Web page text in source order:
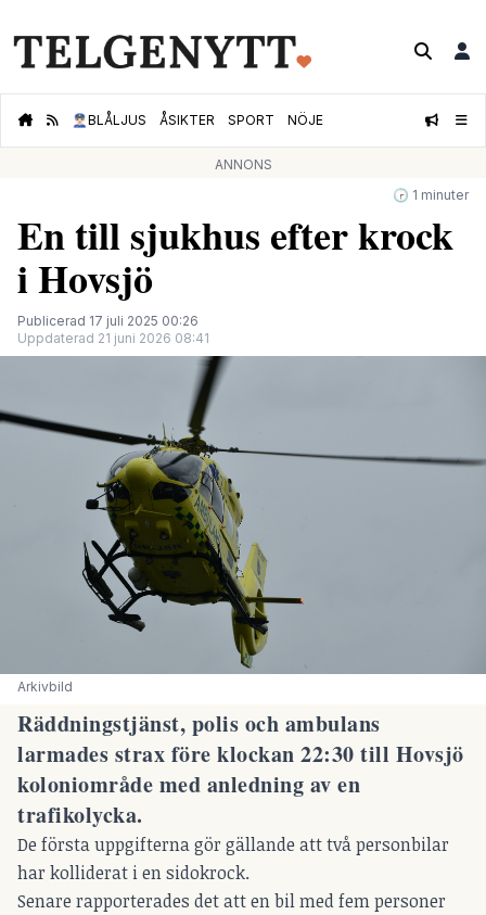
👮🏻‍♂️BLÅLJUS ÅSIKTER SPORT NÖJE
ANNONS
🕝 1 minuter
En till sjukhus efter krock
i Hovsjö
Publicerad 17 juli 2025 00:26
Uppdaterad 21 juni 2026 08:41
Arkivbild
Räddningstjänst, polis och ambulans
larmades strax före klockan 22:30 till Hovsjö
koloniområde med anledning av en
trafikolycka.
De första uppgifterna gör gällande att två personbilar
har kolliderat i en sidokrock.
Senare rapporterades det att en bil med fem personer